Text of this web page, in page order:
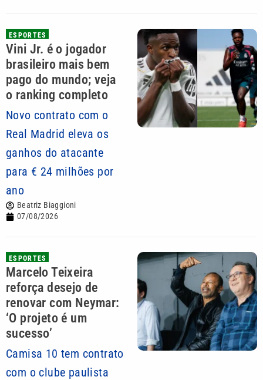
ESPORTES
Vini Jr. é o jogador
brasileiro mais bem
pago do mundo; veja
o ranking completo
Novo contrato com o
Real Madrid eleva os
ganhos do atacante
para € 24 milhões por
ano
Beatriz Biaggioni
07/08/2026
ESPORTES
Marcelo Teixeira
reforça desejo de
renovar com Neymar:
‘O projeto é um
sucesso’
Camisa 10 tem contrato
com o clube paulista